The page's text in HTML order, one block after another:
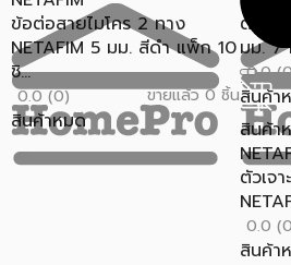
สินค้า
ตัวเจ
0.0
สินค้า
ข้อต่อสายไมโคร 2 ทาง
NETAFIM 5 มม. สีดำ แพ็ก 10
ชิ...
0.0 (0) ขายแล้ว 0 ชิ้น
สินค้าหมด
ตัวอุด
มม. 7
0.0
สินค้า